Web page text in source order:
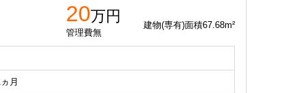
20万円
管理費無
建物(専有)面積67.68m²
月